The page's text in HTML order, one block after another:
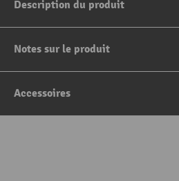
Description du produit
Notes sur le produit
Accessoires